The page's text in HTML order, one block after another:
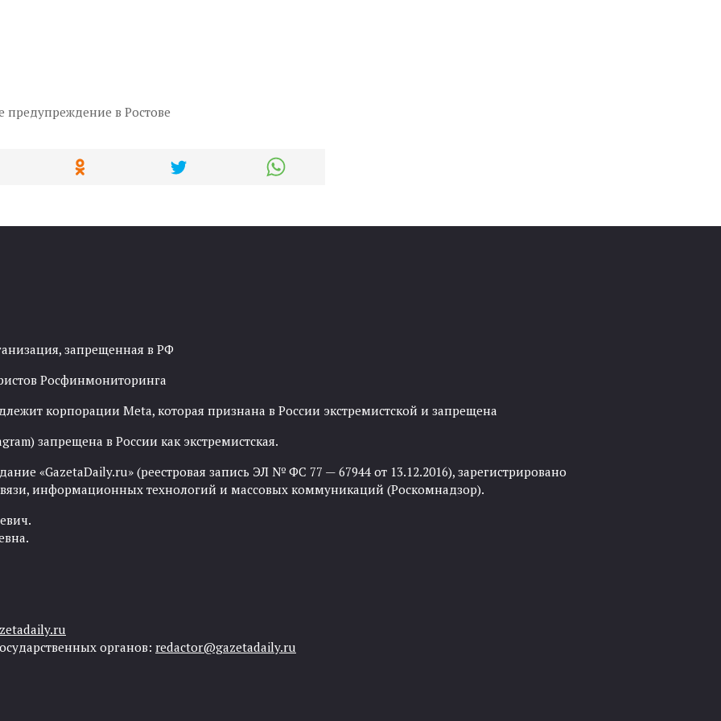
предупреждение в Ростове
запрещенная в РФ
Росфинмониторинга
корпорации Meta, которая признана в России экстремистской и запрещена
запрещена в России как экстремистская.
«GazetaDaily.ru» (реестровая запись ЭЛ № ФС 77 — 67944 от 13.12.2016), зарегистрировано
информационных технологий и массовых коммуникаций (Роскомнадзор).
органов: redactor@gazetadaily.ru